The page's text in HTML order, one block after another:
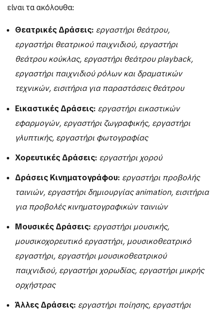
είναι τα ακόλουθα:
Θεατρικές Δράσεις: εργαστήρι θεάτρου,
εργαστήρι θεατρικού παιχνιδιού, εργαστήρι
θεάτρου κούκλας, εργαστήρι θεάτρουplayback,
εργαστήρι παιχνιδιού ρόλων και δραματικών
τεχνικών, εισιτήρια για παραστάσεις θεάτρου
Εικαστικές Δράσεις: εργαστήρι εικαστικών
εφαρμογών, εργαστήρι ζωγραφικής, εργαστήρι
γλυπτικής, εργαστήρι φωτογραφίας
Χορευτικές Δράσεις: εργαστήρι χορού
Δράσεις Κινηματογράφου: εργαστήρι προβολής
ταινιών, εργαστήρι δημιουργίαςanimation, εισιτήρια
για προβολές κινηματογραφικών ταινιών
Μουσικές Δράσεις: εργαστήρι μουσικής,
μουσικοχορευτικό εργαστήρι, μουσικοθεατρικό
εργαστήρι, εργαστήρι μουσικοθεατρικού
παιχνιδιού, εργαστήρι χορωδίας, εργαστήρι μικρής
ορχήστρας
Άλλες Δράσεις: εργαστήρι ποίησης, εργαστήρι